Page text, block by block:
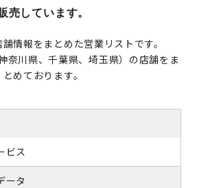
売しています。
情報をまとめた営業リストです。
奈川県、千葉県、埼玉県）の店舗をま
とめております。
ビス
ータ